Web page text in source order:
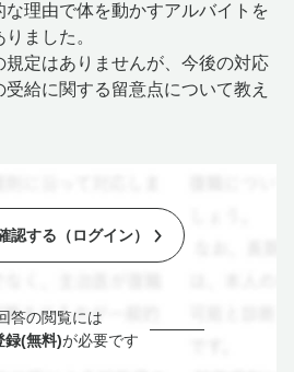
な理由で体を動かすアルバイトを
ました。
規定はありませんが、今後の対応
給に関する留意点について教え
認する（ログイン）
答の閲覧には
録(無料)が必要です